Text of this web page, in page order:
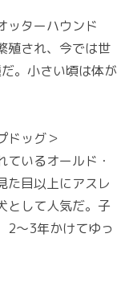
ッターハウンド
殖され、今では世
。小さい頃は体が
ドッグ＞
いるオールド・
た目以上にアスレ
として人気だ。子
2〜3年かけてゆっ